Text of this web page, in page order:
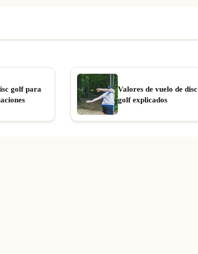
golf para
Valores de vuelo de disc
golf explicados